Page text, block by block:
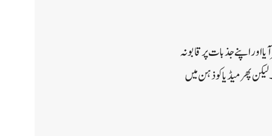
اپنے جذبات پر قابو نہ
پھر میڈیا کو ذہن میں